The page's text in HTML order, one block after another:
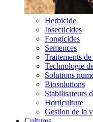
Herbicide
Insecticides
Fongicides
Semences
Traitements de
Technologie
Solutions
Biosolutions
Stabilisateurs
Horticulture
Gestion de la